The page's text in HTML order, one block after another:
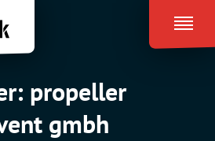
propeller
gmbh